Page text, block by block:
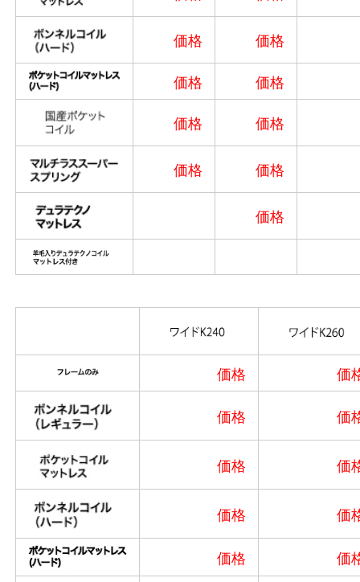
価格
価格
価格
価格
価格
価格
価格 価格
価格
価格 価
価格 価
価格 価
価格 価
価格 価